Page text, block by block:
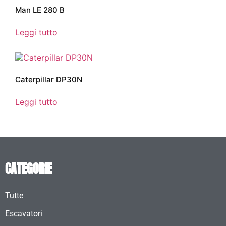
Man LE 280 B
Leggi tutto
Caterpillar DP30N
Leggi tutto
CATEGORIE
Tutte
Escavatori